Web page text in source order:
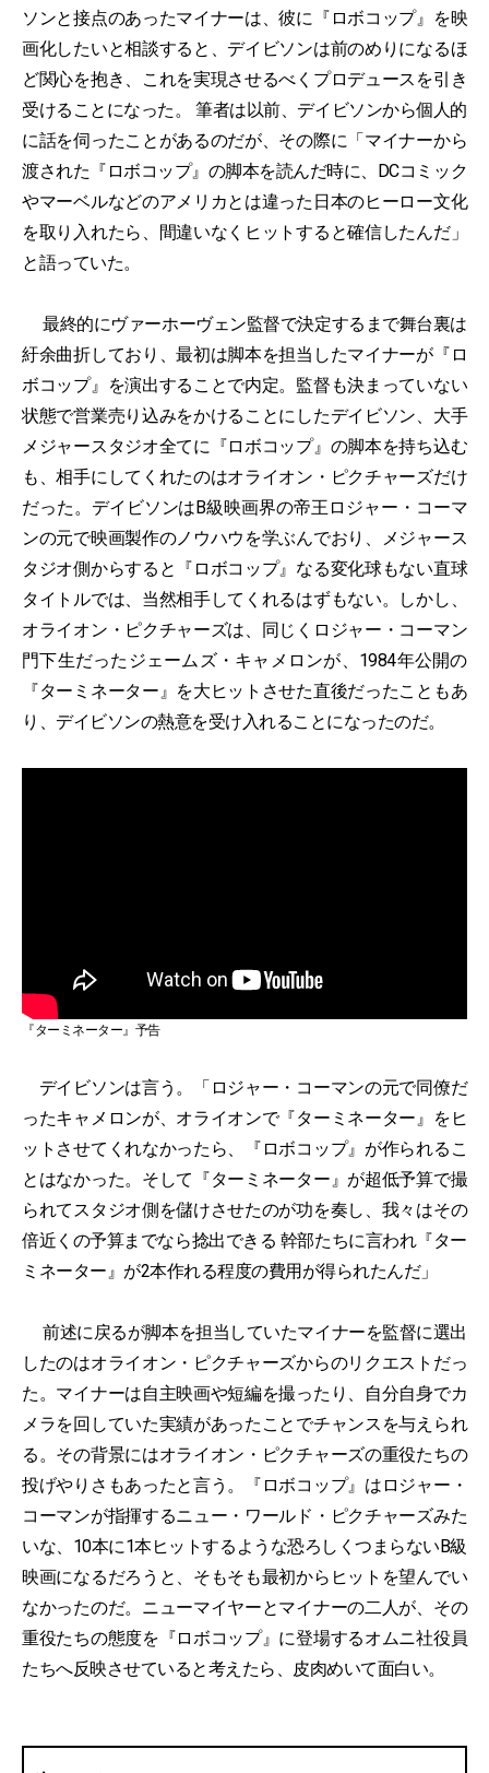
ソンと接点のあったマイナーは、彼に『ロボコップ』を映
画化したいと相談すると、デイビソンは前のめりになるほ
ど関心を抱き、これを実現させるべくプロデュースを引き
受けることになった。 筆者は以前、デイビソンから個人的
に話を伺ったことがあるのだが、その際に「マイナーから
渡された『ロボコップ』の脚本を読んだ時に、DCコミック
やマーベルなどのアメリカとは違った日本のヒーロー文化
を取り入れたら、間違いなくヒットすると確信したんだ」
と語っていた。
最終的にヴァーホーヴェン監督で決定するまで舞台裏は
紆余曲折しており、最初は脚本を担当したマイナーが『ロ
ボコップ』を演出することで内定。監督も決まっていない
状態で営業売り込みをかけることにしたデイビソン、大手
メジャースタジオ全てに『ロボコップ』の脚本を持ち込む
も、相手にしてくれたのはオライオン・ピクチャーズだけ
だった。デイビソンはB級映画界の帝王ロジャー・コーマ
ンの元で映画製作のノウハウを学ぶんでおり、メジャース
タジオ側からすると『ロボコップ』なる変化球もない直球
タイトルでは、当然相手してくれるはずもない。しかし、
オライオン・ピクチャーズは、同じくロジャー・コーマン
門下生だったジェームズ・キャメロンが、1984年公開の
『ターミネーター』を大ヒットさせた直後だったこともあ
り、デイビソンの熱意を受け入れることになったのだ。
『ターミネーター』予告
デイビソンは言う。「ロジャー・コーマンの元で同僚だ
ったキャメロンが、オライオンで『ターミネーター』をヒ
ットさせてくれなかったら、『ロボコップ』が作られるこ
とはなかった。そして『ターミネーター』が超低予算で撮
られてスタジオ側を儲けさせたのが功を奏し、我々はその
倍近くの予算までなら捻出できる 幹部たちに言われ『ター
ミネーター』が2本作れる程度の費用が得られたんだ」
前述に戻るが脚本を担当していたマイナーを監督に選出
したのはオライオン・ピクチャーズからのリクエストだっ
た。マイナーは自主映画や短編を撮ったり、自分自身でカ
メラを回していた実績があったことでチャンスを与えられ
る。その背景にはオライオン・ピクチャーズの重役たちの
投げやりさもあったと言う。『ロボコップ』はロジャー・
コーマンが指揮するニュー・ワールド・ピクチャーズみた
いな、10本に1本ヒットするような恐ろしくつまらないB級
映画になるだろうと、そもそも最初からヒットを望んでい
なかったのだ。ニューマイヤーとマイナーの二人が、その
重役たちの態度を『ロボコップ』に登場するオムニ社役員
たちへ反映させていると考えたら、皮肉めいて面白い。